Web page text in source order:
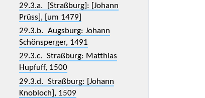
29.3.a. [Straßburg]: [Johann
Prüss], [um 1479]
29.3.b. Augsburg: Johann
Schönsperger, 1491
29.3.c. Straßburg: Matthias
Hupfuff, 1500
29.3.d. Straßburg: [Johann
Knobloch], 1509